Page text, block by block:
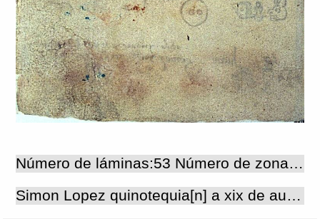
Número de láminas:53 Número de zonas:54
Simon Lopez quinotequia[n] a xix de augusto / 1574 a[ñ]os